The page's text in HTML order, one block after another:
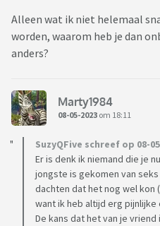
Alleen wat ik niet helemaal
worden, waarom heb je dan
anders?
Marty1984
08-05-2023 om 18:11
SuzyQFive schreef op 08-
Er is denk ik niemand die je
jongste is gekomen van
dachten dat het nog wel kon
want ik heb altijd erg pijnlijke
De kans dat het van je